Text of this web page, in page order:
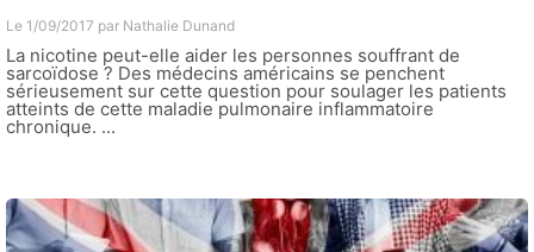
Le 1/09/2017 par Nathalie Dunand
La nicotine peut-elle aider les personnes souffrant de
sarcoïdose ? Des médecins américains se penchent
sérieusement sur cette question pour soulager les patients
atteints de cette maladie pulmonaire inflammatoire
chronique. ...